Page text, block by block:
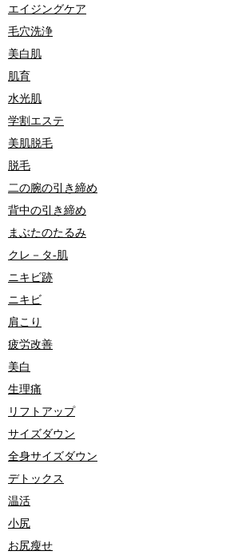
エイジングケア
毛穴洗浄
美白肌
肌育
水光肌
学割エステ
美肌脱毛
脱毛
二の腕の引き締め
背中の引き締め
まぶたのたるみ
クレ－タ-肌
ニキビ跡
ニキビ
肩こり
疲労改善
美白
生理痛
リフトアップ
サイズダウン
全身サイズダウン
デトックス
温活
小尻
お尻瘦せ